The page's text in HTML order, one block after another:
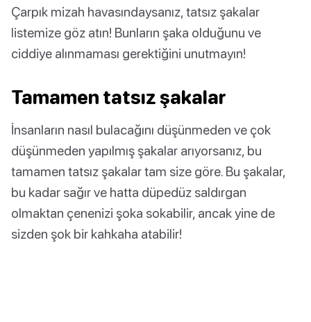
Çarpık mizah havasındaysanız, tatsız şakalar
listemize göz atın! Bunların şaka olduğunu ve
ciddiye alınmaması gerektiğini unutmayın!
Tamamen tatsız şakalar
İnsanların nasıl bulacağını düşünmeden ve çok
düşünmeden yapılmış şakalar arıyorsanız, bu
tamamen tatsız şakalar tam size göre. Bu şakalar,
bu kadar sağır ve hatta düpedüz saldırgan
olmaktan çenenizi şoka sokabilir, ancak yine de
sizden şok bir kahkaha atabilir!